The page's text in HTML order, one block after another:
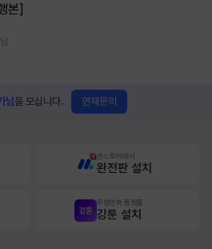
본]
님을 모십니다. 연재문의
원스토어에서
완전판 설치
무협만화 플랫폼
강툰 설치